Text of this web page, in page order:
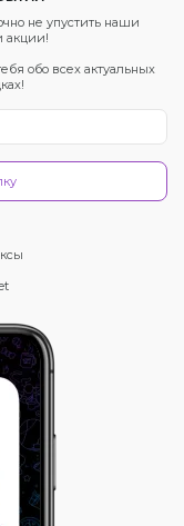
не упустить наши
акции!
обо всех актуальных